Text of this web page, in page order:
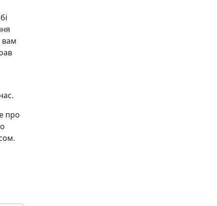
вам
про